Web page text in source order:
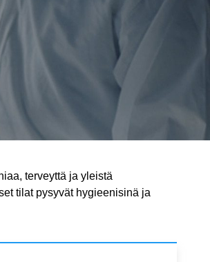
terveyttä ja yleistä
tilat pysyvät hygieenisinä ja